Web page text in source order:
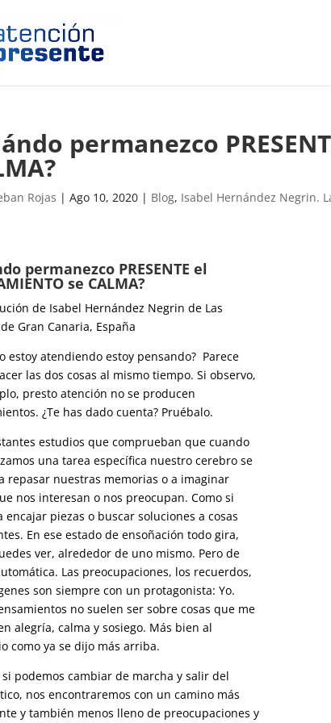
permanezco
Rojas |Ago 10, 2020 | Blog, Isabel Hernández Negrin.
permanezco PRESENTE el
se CALMA?
de Isabel Hernández Negrin de Las
Gran Canaria, España
estoy atendiendo estoy pensando? Parece
las dos cosas al mismo tiempo. Si observo,
presto atención no se producen
¿Te has dado cuenta? Pruébalo.
estudios que comprueban que cuando
una tarea específica nuestro cerebro se
repasar nuestras memorias o a imaginar
nos interesan o nos preocupan. Como si
encajar piezas o buscar soluciones a cosas
En ese estado de ensoñación todo gira,
ver, alrededor de uno mismo. Pero de
Las preocupaciones, los recuerdos,
son siempre con un protagonista: Yo.
no suelen ser sobre cosas que me
alegría, calma y sosiego. Más bien al
como ya se dijo más arriba.
podemos cambiar de marcha y salir del
nos encontraremos con un camino más
y también menos lleno de preocupaciones y